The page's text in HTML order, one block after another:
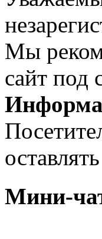
Мы
сайт под
Мини-